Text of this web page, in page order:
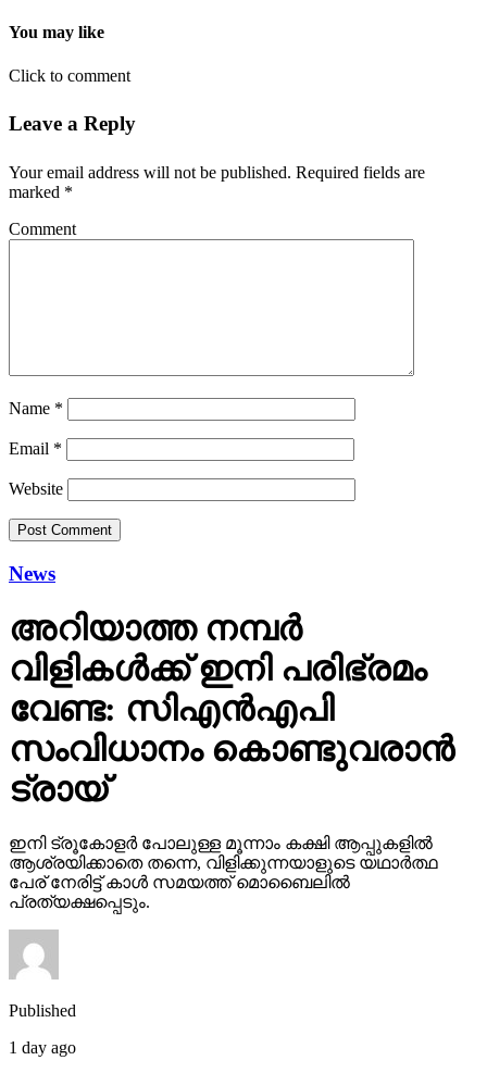
You may like
Click to comment
Leave a Reply
Your email address will not be published. Required fields are
marked *
Comment
Name *
Email *
Website
News
അറിയാത്ത നമ്പര്‍
വിളികള്‍ക്ക് ഇനി പരിഭ്രമം
വേണ്ട: സിഎന്‍എപി
സംവിധാനം കൊണ്ടുവരാന്‍
ട്രായ്
ഇനി ട്രൂകോളര്‍ പോലുള്ള മൂന്നാം കക്ഷി ആപ്പുകളില്‍
ആശ്രയിക്കാതെ തന്നെ, വിളിക്കുന്നയാളുടെ യഥാര്‍ത്ഥ
പേര് നേരിട്ട് കാള്‍ സമയത്ത് മൊബൈലില്‍
പ്രത്യക്ഷപ്പെടും.
Published
1 day ago